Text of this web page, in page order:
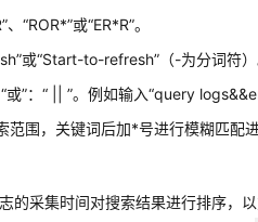
“ROR*”或“ER*R”。
或“Start-to-refresh”（-为分词符）
“或”：“ || ”。例如输入“query
围，关键词后加*号进行模糊匹配进
的采集时间对搜索结果进行排序，